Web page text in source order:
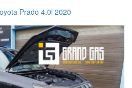
Prado 4.0l 2020